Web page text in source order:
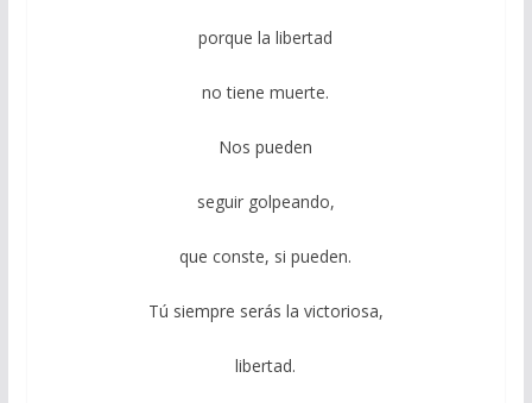
porque la libertad
no tiene muerte.
Nos pueden
seguir golpeando,
que conste, si pueden.
Tú siempre serás la victoriosa,
libertad.